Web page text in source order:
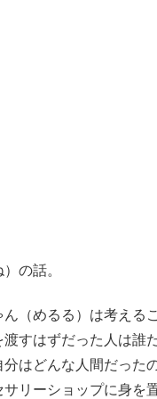
の話。
（めるる）は考える
すはずだった人は誰
はどんな人間だった
リーショップに身を